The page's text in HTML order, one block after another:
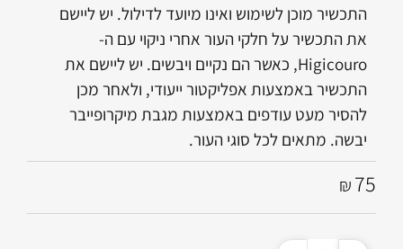
התכשיר מוכן לשימוש ואינו מיועד לדילול. יש ליישם
את התכשיר על חלקי העור אחרי ניקוי עם ה-
Higicouro, כאשר הם נקיים ויבשים. יש ליישם את
התכשיר באמצעות אפליקטור ייעודי, ולאחר מכן
להסיר מעט עודפים באמצעות מגבת מיקרופייבר
יבשה. מתאים לכל סוגי העור.
₪75